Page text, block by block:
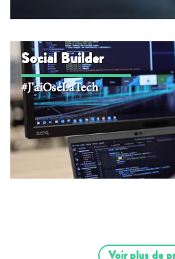
Social Builder
#J'aiOséLaTech
Voir plus de